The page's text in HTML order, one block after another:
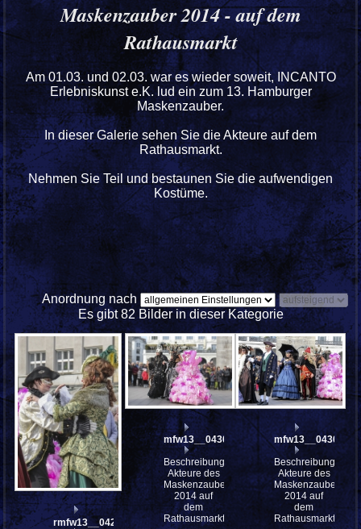
Maskenzauber 2014 - auf dem
Rathausmarkt
Am 01.03. und 02.03. war es wieder soweit, INCANTO
Erlebniskunst e.K. lud ein zum 13. Hamburger
Maskenzauber.
In dieser Galerie sehen Sie die Akteure auf dem
Rathausmarkt.
Nehmen Sie Teil und bestaunen Sie die aufwendigen
Kostüme.
Anordnung nach
Es gibt 82 Bilder in dieser Kategorie
rmfw13__042983
mfw13__043033
Beschreibung:
Akteure des
Maskenzauber
2014 auf
dem
Rathausmarkt
mfw13__043032
Beschreibung:
Akteure des
Maskenzauber
2014 auf
dem
Rathausmarkt